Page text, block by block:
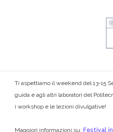
Vieni a scoprire le novità nel campo
Ti aspettiamo il weekend del 13-15
guida e agli altri laboratori del
i workshop e le lezioni divulgative!
Maggiori informazioni su: Festival